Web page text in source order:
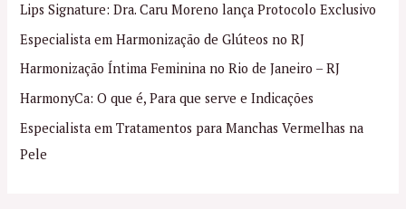
s
a
r
p
o
r
Lips Signature: Dra. Caru Moreno lança Protocolo Exclusivo
Especialista em Harmonização de Glúteos no RJ
Harmonização Íntima Feminina no Rio de Janeiro – RJ
HarmonyCa: O que é, Para que serve e Indicações
Especialista em Tratamentos para Manchas Vermelhas na
Pele